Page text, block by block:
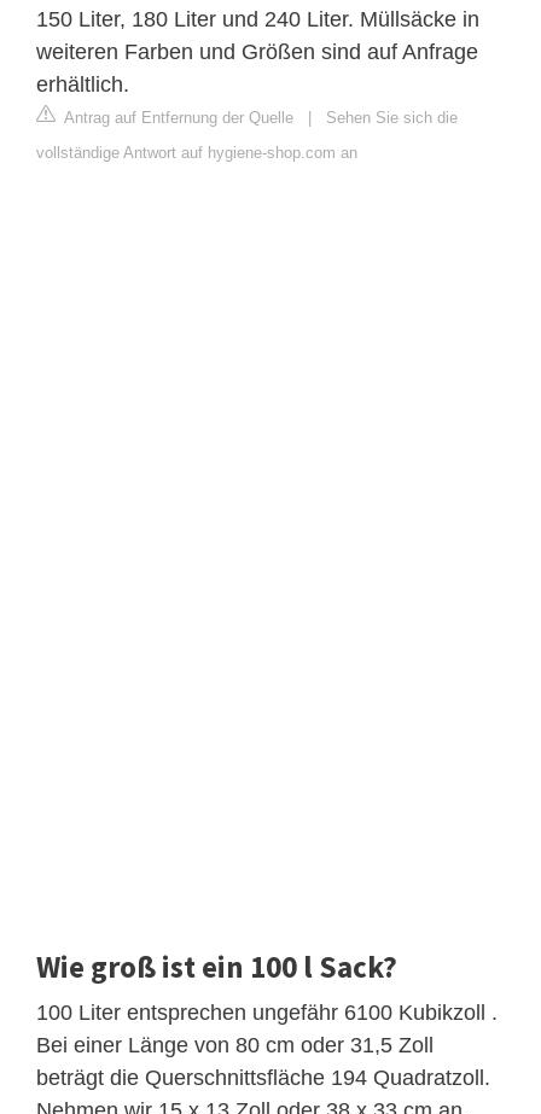
150 Liter, 180 Liter und 240 Liter. Müllsäcke in
weiteren Farben und Größen sind auf Anfrage
erhältlich.
Antrag auf Entfernung der Quelle | Sehen Sie sich die
vollständige Antwort auf hygiene-shop.com an
Wie groß ist ein 100 l Sack?
100 Liter entsprechen ungefähr 6100 Kubikzoll .
Bei einer Länge von 80 cm oder 31,5 Zoll
beträgt die Querschnittsfläche 194 Quadratzoll.